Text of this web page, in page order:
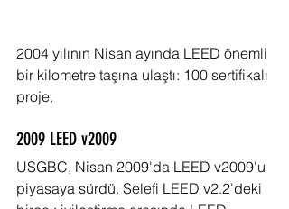
2004 yılının Nisan ayında LEED önemli
bir kilometre taşına ulaştı: 100 sertifikalı
proje.
2009 LEED v2009
USGBC, Nisan 2009'da LEED v2009'u
piyasaya sürdü. Selefi LEED v2.2'deki